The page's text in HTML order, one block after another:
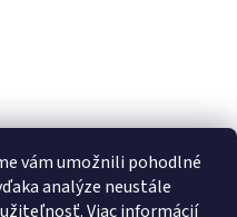
vám umožnili pohodlné
analýze neustále
Viac informácií